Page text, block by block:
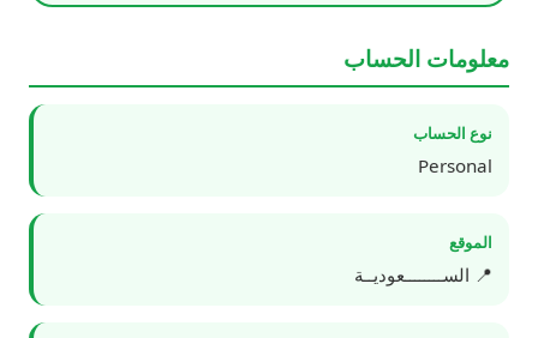
معلومات الحساب
نوع الحساب
Personal
الموقع
📍 الســــــــعوديــة